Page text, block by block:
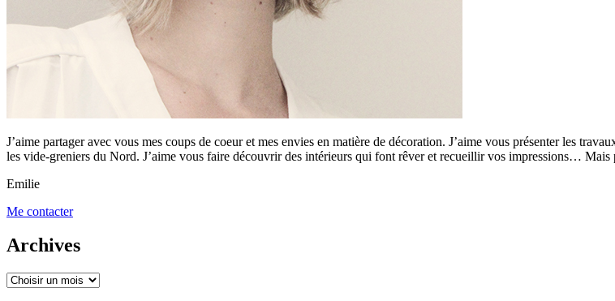
J’aime partager avec vous mes coups de coeur et mes envies en matière de décoration. J’aime vous présenter les
les vide-greniers du Nord. J’aime vous faire découvrir des intérieurs qui font rêver et recueillir vos impressions… Mais
Emilie
Me contacter
Archives